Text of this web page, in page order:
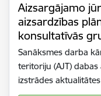
Aizsargājamo
aizsardzības
konsultatīvās
Sanāksmes darba
teritoriju (AJT) dabas
izstrādes